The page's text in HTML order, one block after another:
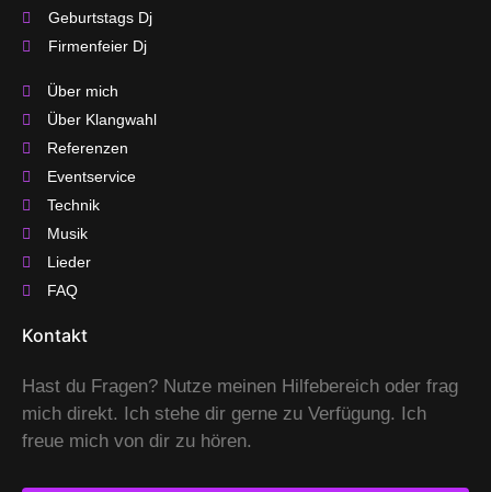
Geburtstags Dj
Firmenfeier Dj
Über mich
Über Klangwahl
Referenzen
Eventservice
Technik
Musik
Lieder
FAQ
Kontakt
Hast du Fragen? Nutze meinen Hilfebereich oder frag
mich direkt. Ich stehe dir gerne zu Verfügung. Ich
freue mich von dir zu hören.